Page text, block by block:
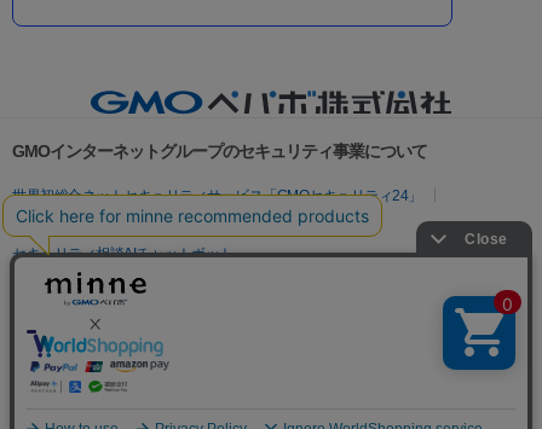
GMOインターネットグループのセキュリティ事業について
世界初総合ネットセキュリティサービス「GMOセキュリティ24」
パスワード漏洩診断
Webサイトリスク診断
セキュリティ相談AIチャットボット
実在証明・盗聴対策
サイバー攻撃対策（GMO Flatt Security）
セキュリティ事業の軌跡